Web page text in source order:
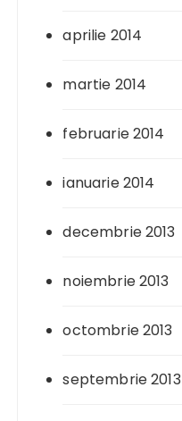
aprilie 2014
martie 2014
februarie 2014
ianuarie 2014
decembrie 2013
noiembrie 2013
octombrie 2013
septembrie 2013